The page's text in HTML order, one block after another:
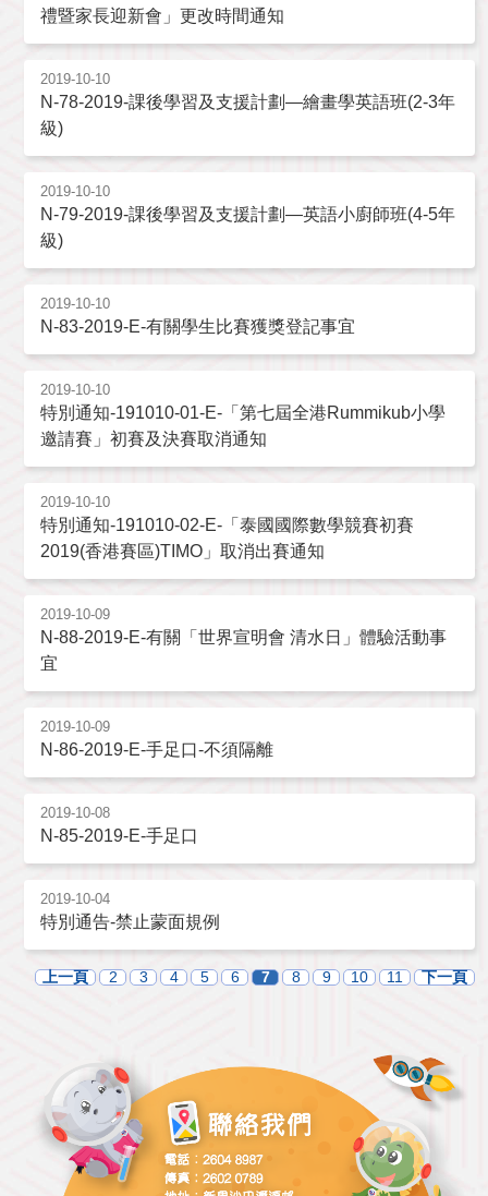
禮暨家長迎新會」更改時間通知
2019-10-10
N-78-2019-課後學習及支援計劃—繪畫學英語班(2-3年
級)
2019-10-10
N-79-2019-課後學習及支援計劃—英語小廚師班(4-5年
級)
2019-10-10
N-83-2019-E-有關學生比賽獲獎登記事宜
2019-10-10
特別通知-191010-01-E-「第七屆全港Rummikub小學
邀請賽」初賽及決賽取消通知
2019-10-10
特別通知-191010-02-E-「泰國國際數學競賽初賽
2019(香港賽區)TIMO」取消出賽通知
2019-10-09
N-88-2019-E-有關「世界宣明會 清水日」體驗活動事
宜
2019-10-09
N-86-2019-E-手足口-不須隔離
2019-10-08
N-85-2019-E-手足口
2019-10-04
特別通告-禁止蒙面規例
上一頁 2 3 4 5 6 7 8 9 10 11 下一頁